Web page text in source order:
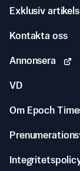
Exklusiv
Kontakta oss
Annonsera
VD
Om Epoch